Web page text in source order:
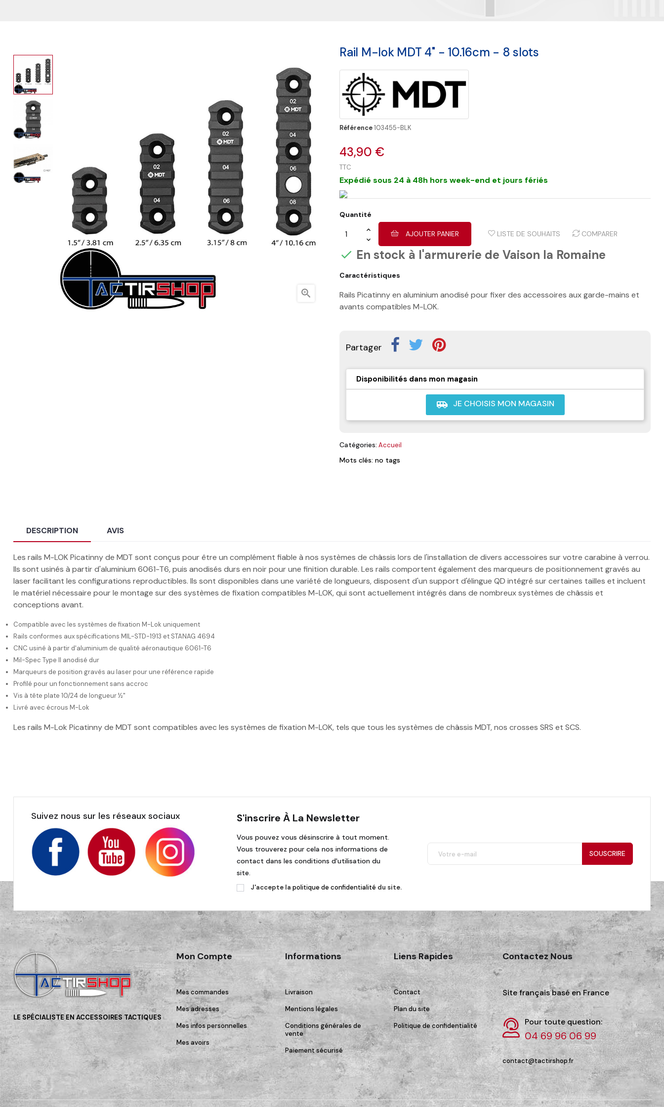

Rail M-lok MDT 4" - 10.16cm - 8 slots
Référence103455-BLK
43,90 €
TTC
Expédié sous 24 à 48h hors week-end et jours fériés
Quantité
AJOUTER PANIER LISTE DE SOUHAITS COMPARER
 En stock à l'armurerie de Vaison la Romaine
Caractéristiques
Rails Picatinny en aluminium anodisé pour fixer des accessoires aux garde-mains et
avants compatibles M-LOK.
Partager
Disponibilités dans mon magasin
airport_shuttle JE CHOISIS MON MAGASIN
Catégories: Accueil
Mots clés: no tags
DESCRIPTION AVIS
Les rails M-LOK Picatinny de MDT sont conçus pour être un complément fiable à nos systèmes de châssis lors de l'installation de divers accessoires sur votre carabine à verrou.
Ils sont usinés à partir d'aluminium 6061-T6, puis anodisés durs en noir pour une finition durable. Les rails comportent également des marqueurs de positionnement gravés au
laser facilitant les configurations reproductibles. Ils sont disponibles dans une variété de longueurs, disposent d'un support d'élingue QD intégré sur certaines tailles et incluent
le matériel nécessaire pour le montage sur des systèmes de fixation compatibles M-LOK, qui sont actuellement intégrés dans de nombreux systèmes de châssis et
conceptions avant.
Compatible avec les systèmes de fixation M-Lok uniquement
Rails conformes aux spécifications MIL-STD-1913 et STANAG 4694
CNC usiné à partir d'aluminium de qualité aéronautique 6061-T6
Mil-Spec Type II anodisé dur
Marqueurs de position gravés au laser pour une référence rapide
Profilé pour un fonctionnement sans accroc
Vis à tête plate 10/24 de longueur ½"
Livré avec écrous M-Lok
Les rails M-Lok Picatinny de MDT sont compatibles avec les systèmes de fixation M-LOK, tels que tous les systèmes de châssis MDT, nos crosses SRS et SCS.
Suivez nous sur les réseaux sociaux S'inscrire À La Newsletter
Vous pouvez vous désinscrire à tout moment.
Vous trouverez pour cela nos informations de
contact dans les conditions d'utilisation du
site.
J'accepte la politique de confidentialité du site.
SOUSCRIRE
LE SPÉCIALISTE EN ACCESSOIRES TACTIQUES
Mon Compte
Mes commandes
Mes adresses
Mes infos personnelles
Mes avoirs
Informations
Livraison
Mentions légales
Conditions générales de
vente
Paiement sécurisé
Liens Rapides
Contact
Plan du site
Politique de confidentialité
Contactez Nous
Site français basé en France
Pour toute question:
04 69 96 06 99
contact@tactirshop.fr